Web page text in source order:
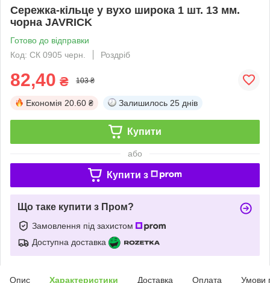
Сережка-кільце у вухо широка 1 шт. 13 мм.
чорна JAVRICK
Готово до відправки
Код: СК 0905 черн.
Роздріб
82,40 ₴ 103 ₴
Економія 20.60 ₴ Залишилось 25 днів
Купити
або
Купити з
Що таке купити з Пром?
Замовлення під захистом
Доступна доставка
Опис Характеристики Доставка Оплата Умови